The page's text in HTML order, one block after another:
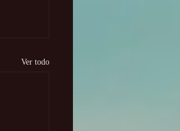
Ver todo